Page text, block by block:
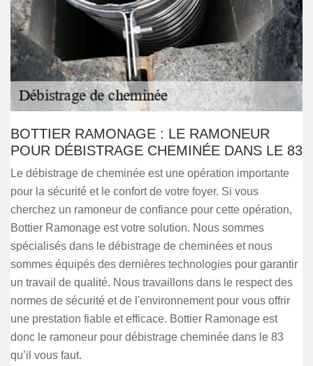
BOTTIER RAMONAGE : LE RAMONEUR
POUR DÉBISTRAGE CHEMINÉE DANS LE 83
Le débistrage de cheminée est une opération importante
pour la sécurité et le confort de votre foyer. Si vous
cherchez un ramoneur de confiance pour cette opération,
Bottier Ramonage est votre solution. Nous sommes
spécialisés dans le débistrage de cheminées et nous
sommes équipés des dernières technologies pour garantir
un travail de qualité. Nous travaillons dans le respect des
normes de sécurité et de l'environnement pour vous offrir
une prestation fiable et efficace. Bottier Ramonage est
donc le ramoneur pour débistrage cheminée dans le 83
qu’il vous faut.